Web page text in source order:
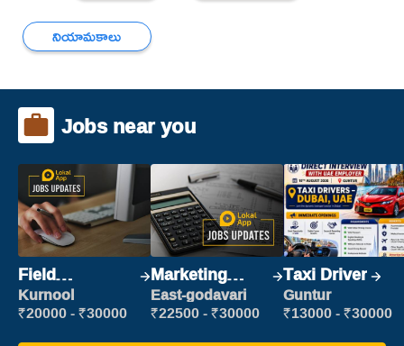
నియామకాలు
Jobs near you
Field
Marketing
Executive
Kurnool
₹20000 - ₹30000
Marketing
Executive
East-godavari
₹22500 - ₹30000
Taxi Driver
Guntur
₹13000 - ₹30000